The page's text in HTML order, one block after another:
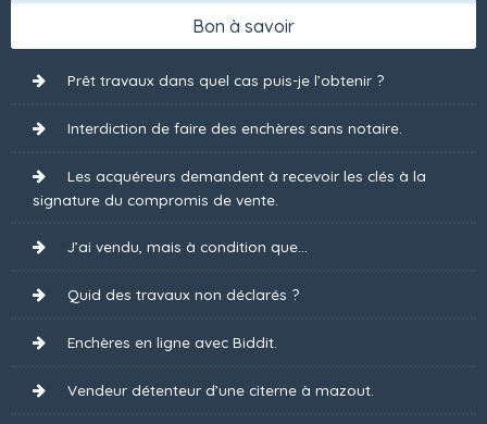
Bon à savoir
Prêt travaux dans quel cas puis-je l’obtenir ?
Interdiction de faire des enchères sans notaire.
Les acquéreurs demandent à recevoir les clés à la
signature du compromis de vente.
J’ai vendu, mais à condition que...
Quid des travaux non déclarés ?
Enchères en ligne avec Biddit.
Vendeur détenteur d’une citerne à mazout.